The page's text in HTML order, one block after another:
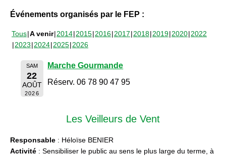
Événements organisés par le FEP :
Tous A venir 2014 2015 2016 2017 2018 2019 2020 2022
2023 2024 2025 2026
SAM
22
AOÛT
2026
Marche Gourmande
Réserv. 06 78 90 47 95
Les Veilleurs de Vent
Responsable : Héloïse BENIER
Activité : Sensibiliser le public au sens le plus large du terme, à